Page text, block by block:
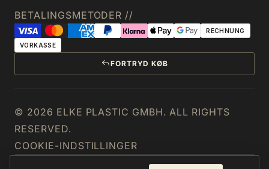
BETALINGSMETODER //
RECHNUNG
VORKASSE
FORTRYD KØB
© 2026 ELKE PLASTIC GMBH. ALL RIGHTS
RESERVED.
COOKIE-INDSTILLINGER
DANMARK